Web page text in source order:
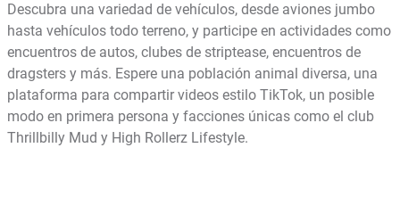
Descubra una variedad de vehículos, desde aviones jumbo
hasta vehículos todo terreno, y participe en actividades como
encuentros de autos, clubes de striptease, encuentros de
dragsters y más. Espere una población animal diversa, una
plataforma para compartir videos estilo TikTok, un posible
modo en primera persona y facciones únicas como el club
Thrillbilly Mud y High Rollerz Lifestyle.